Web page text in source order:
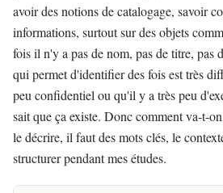
avoir des notions de catalogage, savoir
informations, surtout sur des objets
fois il n'y a pas de nom, pas de titre, pas
qui permet d'identifier des fois est très
peu confidentiel ou qu'il y a très peu
sait que ça existe. Donc comment va-t-
le décrire, il faut des mots clés, le
structurer pendant mes études.